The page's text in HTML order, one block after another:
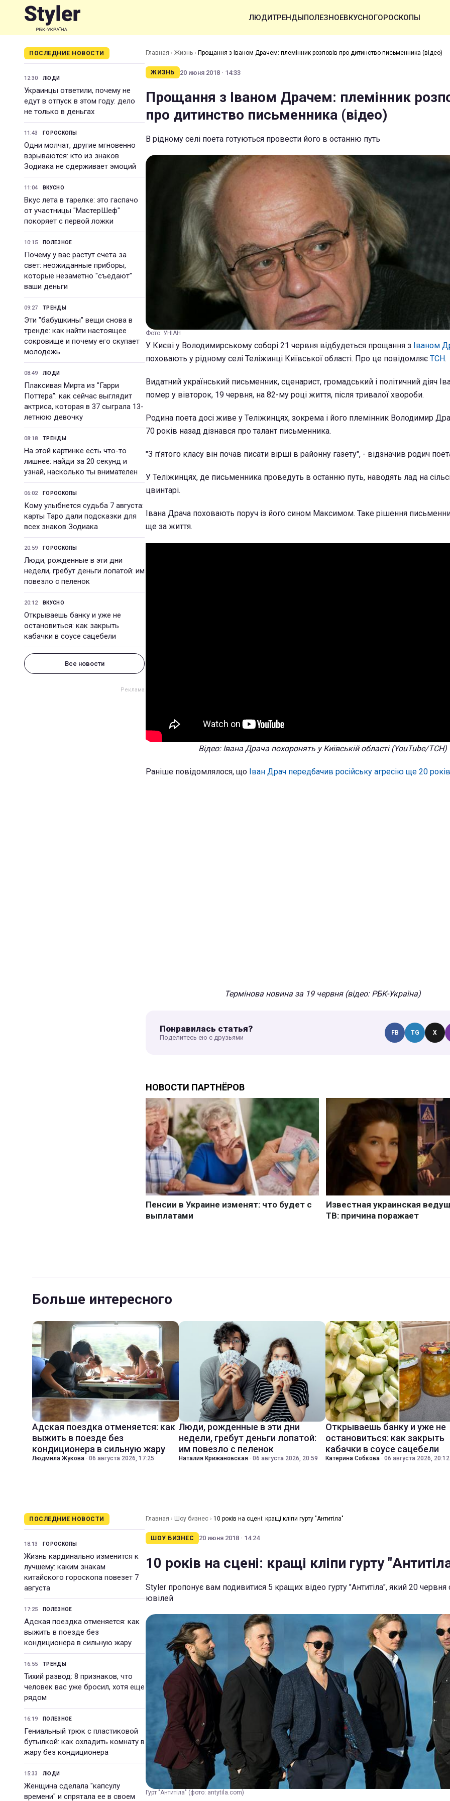
ЛЮДИТРЕНДЫПОЛЕЗНОЕВКУСНОГОРОСКОПЫ
ПОСЛЕДНИЕ НОВОСТИ
12:30 ЛЮДИ
Украинцы ответили, почему не
едут в отпуск в этом году: дело
не только в деньгах
11:43 ГОРОСКОПЫ
Одни молчат, другие мгновенно
взрываются: кто из знаков
Зодиака не сдерживает эмоций
11:04 ВКУСНО
Вкус лета в тарелке: это гаспачо
от участницы "МастерШеф"
покоряет с первой ложки
10:15 ПОЛЕЗНОЕ
Почему у вас растут счета за
свет: неожиданные приборы,
которые незаметно "съедают"
ваши деньги
09:27 ТРЕНДЫ
Эти "бабушкины" вещи снова в
тренде: как найти настоящее
сокровище и почему его скупает
молодежь
08:49 ЛЮДИ
Плаксивая Мирта из "Гарри
Поттера": как сейчас выглядит
актриса, которая в 37 сыграла 13-
летнюю девочку
08:18 ТРЕНДЫ
На этой картинке есть что-то
лишнее: найди за 20 секунд и
узнай, насколько ты внимателен
06:02 ГОРОСКОПЫ
Кому улыбнется судьба 7 августа:
карты Таро дали подсказки для
всех знаков Зодиака
20:59 ГОРОСКОПЫ
Люди, рожденные в эти дни
недели, гребут деньги лопатой: им
повезло с пеленок
20:12 ВКУСНО
Открываешь банку и уже не
остановиться: как закрыть
кабачки в соусе сацебели
Все новости
Главная › Жизнь › Прощання з Іваном Драчем: племінник розповів про дитинство письменника (відео)
ЖИЗНЬ 20 июня 2018 · 14:33
Прощання з Іваном Драчем: племінник
про дитинство письменника (відео)
В рідному селі поета готуються провести його в останню путь
Фото: УНІАН
У Києві у Володимирському соборі 21 червня відбудеться прощання з Іваном
поховають у рідному селі Теліжинці Київської області. Про це повідомляє ТСН.
Видатний український письменник, сценарист, громадський і політичний діяч
помер у вівторок, 19 червня, на 82-му році життя, після тривалої хвороби.
Родина поета досі живе у Теліжинцях, зокрема і його племінник Володимир
70 років назад дізнався про талант письменника.
"З п’ятого класу він почав писати вірші в районну газету", - відзначив родич
У Теліжинцях, де письменника проведуть в останню путь, наводять лад на
цвинтарі.
Івана Драча поховають поруч із його сином Максимом. Таке рішення
ще за життя.
Відео: Івана Драча похоронять у Київській області (YouTube/ТСН)
Раніше повідомлялося, що Іван Драч передбачив російську агресію ще 20
Термінова новина за 19 червня (відео: РБК-Україна)
Понравилась статья?
Поделитесь ею с друзьями
FB TG X
Больше интересного
Адская поездка отменяется: как
выжить в поезде без
кондиционера в сильную жару
Людмила Жукова · 06 августа 2026, 17:25
Люди, рожденные в эти дни
недели, гребут деньги лопатой:
им повезло с пеленок
Наталия Крижановская · 06 августа 2026, 20:59
Открываешь банку и уже не
остановиться: как закрыть
кабачки в соусе сацебели
Катерина Собкова · 06 августа 2026, 20:12
ПОСЛЕДНИЕ НОВОСТИ
18:13 ГОРОСКОПЫ
Жизнь кардинально изменится к
лучшему: каким знакам
китайского гороскопа повезет 7
августа
17:25 ПОЛЕЗНОЕ
Адская поездка отменяется: как
выжить в поезде без
кондиционера в сильную жару
16:55 ТРЕНДЫ
Тихий развод: 8 признаков, что
человек вас уже бросил, хотя еще
рядом
16:19 ПОЛЕЗНОЕ
Гениальный трюк с пластиковой
бутылкой: как охладить комнату в
жару без кондиционера
15:33 ЛЮДИ
Женщина сделала "капсулу
времени" и спрятала ее в своем
Главная › Шоу бизнес › 10 років на сцені: кращі кліпи гурту "Антитіла"
ШОУ БИЗНЕС 20 июня 2018 · 14:24
10 років на сцені: кращі кліпи гурту
Styler пропонує вам подивитися 5 кращих відео гурту "Антитіла", який 20 червня
ювілей
Гурт "Антитіла" (фото: antytila.com)